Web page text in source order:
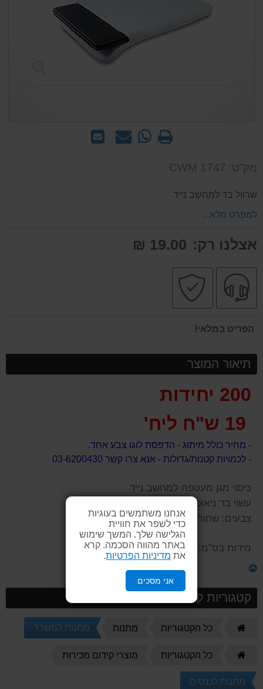
אנחנו משתמשים בעוגיות
כדי לשפר את חוויית
הגלישה שלך. המשך שימוש
באתר מהווה הסכמה. קרא
את מדיניות הפרטיות
אני מסכים
שלח
שאל WhatsApp
מק"ט: CWM 1747
שרוול בד למחשב נייד
למפרט מלא...
אצלנו רק: 19.00 ₪
שירות
מקצועי
הפריט במלאי!
תיאור המוצר
200 יחידות
- מחיר כולל מיתוג - הדפסת לוגו צבע אחד.
- לכמויות קטנות/גדולות - אנא צרו קשר 03-6200430
כיסוי מגן מעטפה למחשב נייד
עשוי בד ניאופרן
צבעים: שחור, לבן, נייבי
מידות בס"מ: 38X27.5
קטגוריות קשורות
כל הקטגוריות מתנות מתנות למשרד
כל הקטגוריות מוצרי קידום מכירות
מתנות לכנסים